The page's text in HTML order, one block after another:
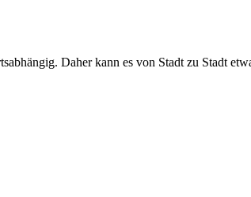
Daher kann es von Stadt zu Stadt